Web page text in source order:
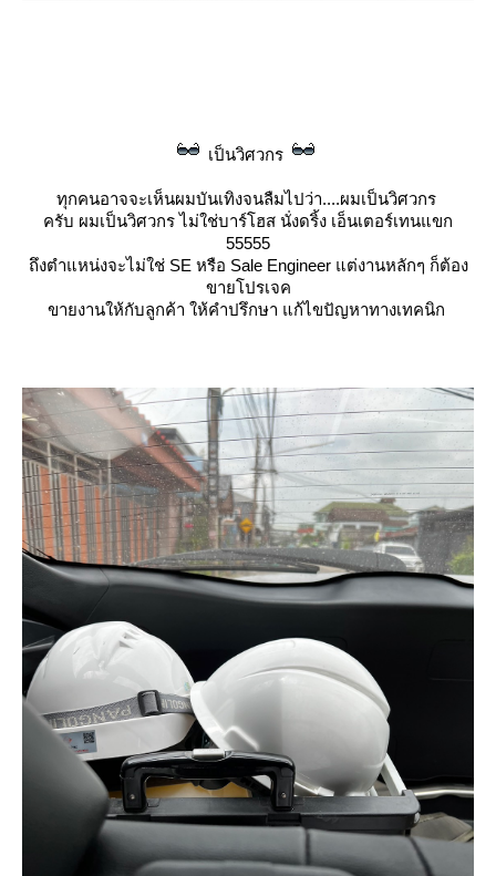
เป็นวิศวกร
ทุกคนอาจจะเห็นผมบันเทิงจนลืมไปว่า....ผมเป็นวิศวกร
ครับ ผมเป็นวิศวกรไม่ใช่บาร์โฮส นั่งดริ้ง เอ็นเตอร์เทนแขก
55555
ถึงตำแหน่งจะไม่ใช่ SE หรือ Sale Engineer แต่งานหลักๆ ก็ต้อง
ขายโปรเจค
ขายงานให้กับลูกค้า ให้คำปรึกษา แก้ไขปัญหาทางเทคนิก